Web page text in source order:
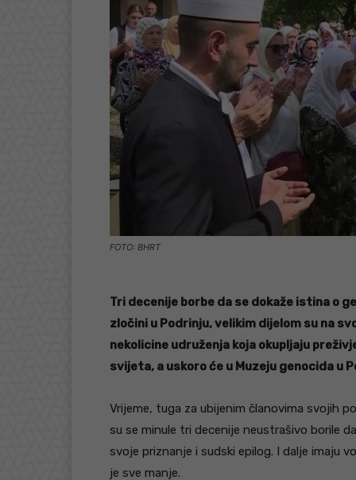
FOTO: BHRT
Tri decenije borbe da se dokaže istina o
zločini u Podrinju, velikim dijelom su na
nekolicine udruženja koja okupljaju
svijeta, a uskoro će u Muzeju genocida u
Vrijeme, tuga za ubijenim članovima svojih
su se minule tri decenije neustrašivo borile
svoje priznanje i sudski epilog. I dalje imaju
je sve manje.